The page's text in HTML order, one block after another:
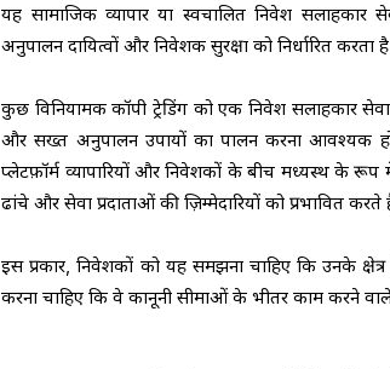
यह सामाजिक व्यापार या स्वचालित निवेश
अनुपालन दायित्वों और निवेशक सुरक्षा को निर्धारित
कुछ विनियामक कॉपी ट्रेडिंग को एक निवेश सलाहकार
और सख्त अनुपालन उपायों का पालन करना आवश्यक
प्लेटफ़ॉर्म व्यापारियों और निवेशकों के बीच मध्यस्थ के रूप
ढांचे और सेवा प्रदाताओं की ज़िम्मेदारियों को प्रभावित करते
इस प्रकार, निवेशकों को यह समझना चाहिए कि उनके
करना चाहिए कि वे कानूनी सीमाओं के भीतर काम करने वाले